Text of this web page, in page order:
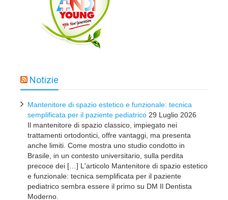
Notizie
Mantenitore di spazio estetico e funzionale: tecnica
semplificata per il paziente pediatrico 29 Luglio 2026
Il mantenitore di spazio classico, impiegato nei
trattamenti ortodontici, offre vantaggi, ma presenta
anche limiti. Come mostra uno studio condotto in
Brasile, in un contesto universitario, sulla perdita
precoce dei […] L'articolo Mantenitore di spazio estetico
e funzionale: tecnica semplificata per il paziente
pediatrico sembra essere il primo su DM Il Dentista
Moderno.